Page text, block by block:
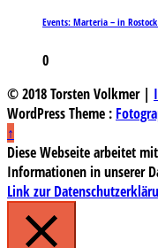
Events: Marteria – in
0
© 2018 Torsten Volkmer |
WordPress Theme :
↑
Diese Webseite arbeitet
Informationen in unserer
Link zur